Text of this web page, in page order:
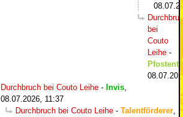
bei
Couto
Leihe -
Durchbruch bei Couto Leihe - Invis,
08.07.2026, 11:37
Durchbruch bei Couto Leihe - Talentförderer,